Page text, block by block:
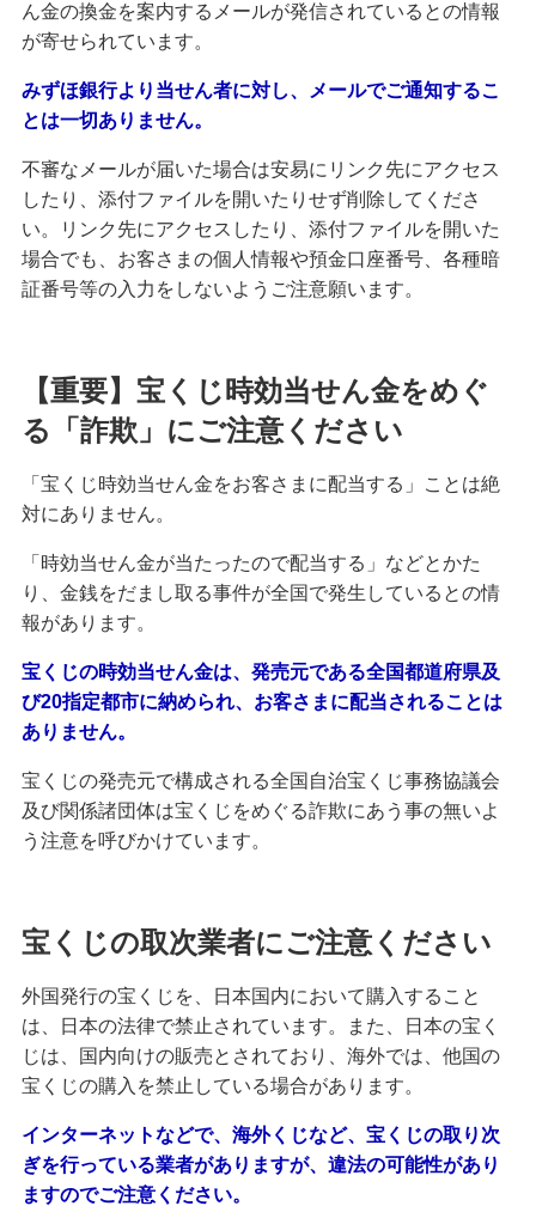
ん金の換金を案内するメールが発信されているとの情報
が寄せられています。
みずほ銀行より当せん者に対し、メールでご通知するこ
とは一切ありません。
不審なメールが届いた場合は安易にリンク先にアクセス
したり、添付ファイルを開いたりせず削除してくださ
い。リンク先にアクセスしたり、添付ファイルを開いた
場合でも、お客さまの個人情報や預金口座番号、各種暗
証番号等の入力をしないようご注意願います。
【重要】宝くじ時効当せん金をめぐ
る「詐欺」にご注意ください
「宝くじ時効当せん金をお客さまに配当する」ことは絶
対にありません。
「時効当せん金が当たったので配当する」などとかた
り、金銭をだまし取る事件が全国で発生しているとの情
報があります。
宝くじの時効当せん金は、発売元である全国都道府県及
び20指定都市に納められ、お客さまに配当されることは
ありません。
宝くじの発売元で構成される全国自治宝くじ事務協議会
及び関係諸団体は宝くじをめぐる詐欺にあう事の無いよ
う注意を呼びかけています。
宝くじの取次業者にご注意ください
外国発行の宝くじを、日本国内において購入すること
は、日本の法律で禁止されています。また、日本の宝く
じは、国内向けの販売とされており、海外では、他国の
宝くじの購入を禁止している場合があります。
インターネットなどで、海外くじなど、宝くじの取り次
ぎを行っている業者がありますが、違法の可能性があり
ますのでご注意ください。